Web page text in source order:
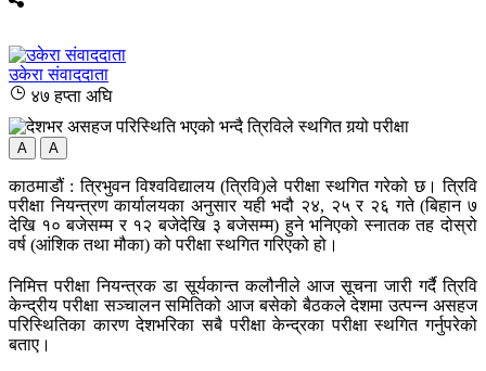
उकेरा संवाददाता
४७ हप्ता अघि
A A
काठमाडौं : त्रिभुवन विश्वविद्यालय (त्रिवि)ले परीक्षा स्थगित गरेको छ। त्रिवि
परीक्षा नियन्त्रण कार्यालयका अनुसार यही भदौ २४, २५ र २६ गते (बिहान ७
देखि १० बजेसम्म र १२ बजेदेखि ३ बजेसम्म) हुने भनिएको स्नातक तह दोस्रो
वर्ष (आंशिक तथा मौका) को परीक्षा स्थगित गरिएको हो।
निमित्त परीक्षा नियन्त्रक डा सूर्यकान्त कलौनीले आज सूचना जारी गर्दै त्रिवि
केन्द्रीय परीक्षा सञ्चालन समितिको आज बसेको बैठकले देशमा उत्पन्न असहज
परिस्थितिका कारण देशभरिका सबै परीक्षा केन्द्रका परीक्षा स्थगित गर्नुपरेको
बताए।